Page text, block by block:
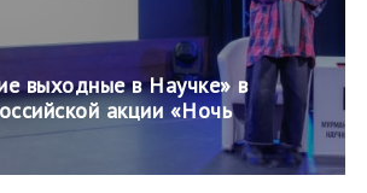
выходные в Научке» в
акции «Ночь